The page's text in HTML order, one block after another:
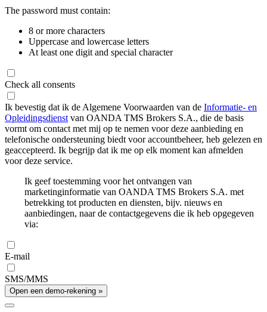
The password must contain:
8 or more characters
Uppercase and lowercase letters
At least one digit and special character
Check all consents
Ik bevestig dat ik de Algemene Voorwaarden van de Informatie- en
Opleidingsdienst van OANDA TMS Brokers S.A., die de basis
vormt om contact met mij op te nemen voor deze aanbieding en
telefonische ondersteuning biedt voor accountbeheer, heb gelezen en
geaccepteerd. Ik begrijp dat ik me op elk moment kan afmelden
voor deze service.
Ik geef toestemming voor het ontvangen van
marketinginformatie van OANDA TMS Brokers S.A. met
betrekking tot producten en diensten, bijv. nieuws en
aanbiedingen, naar de contactgegevens die ik heb opgegeven
via:
E-mail
SMS/MMS
Open een demo-rekening »